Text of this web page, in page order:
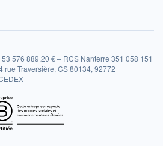
576 889,20 € – RCS Nanterre 351 058 151
rue Traversière, CS 80134, 92772